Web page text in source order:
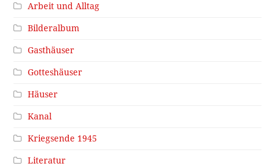
Arbeit und Alltag
Bilderalbum
Gasthäuser
Gotteshäuser
Häuser
Kanal
Kriegsende 1945
Literatur